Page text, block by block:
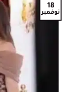
18
نوفمبر